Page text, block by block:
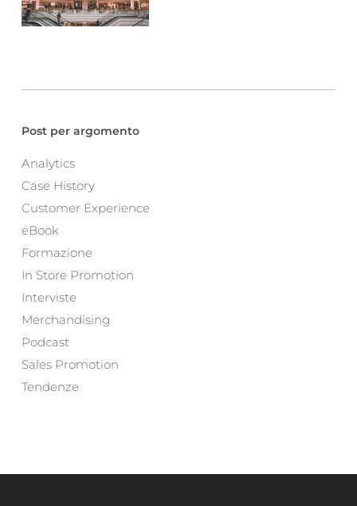
Post per argomento
Analytics
Case History
Customer Experience
eBook
Formazione
In Store Promotion
Interviste
Merchandising
Podcast
Sales Promotion
Tendenze